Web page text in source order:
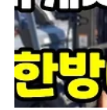
는 다른 곳에서 시험 보는 바람
차가 느려서 액셀을 밟아..